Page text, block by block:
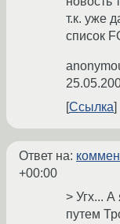
т.к. уже
список
Ссылка
Ответ на:
+00:00
> Угх... А
путем